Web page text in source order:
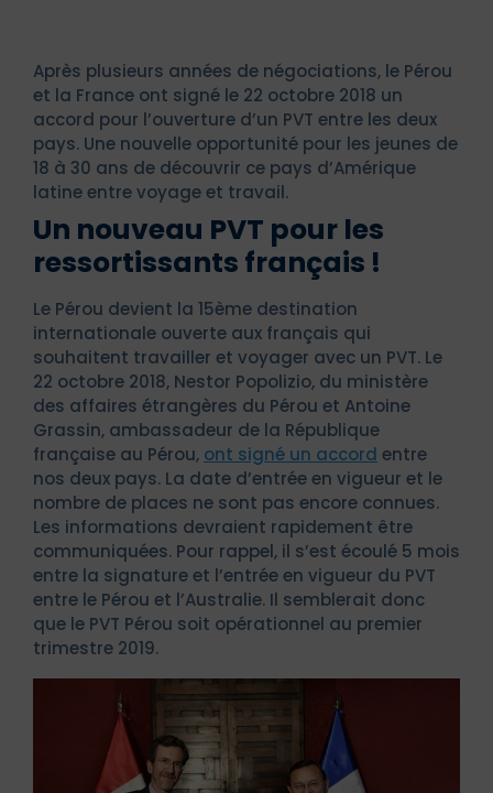
Après plusieurs années de négociations, le Pérou
et la France ont signé le 22 octobre 2018 un
accord pour l’ouverture d’un PVT entre les deux
pays. Une nouvelle opportunité pour les jeunes de
18 à 30 ans de découvrir ce pays d’Amérique
latine entre voyage et travail.
Un nouveau PVT pour les
ressortissants français !
Le Pérou devient la 15ème destination
internationale ouverte aux français qui
souhaitent travailler et voyager avec un PVT. Le
22 octobre 2018, Nestor Popolizio, du ministère
des affaires étrangères du Pérou et Antoine
Grassin, ambassadeur de la République
française au Pérou, ont signé un accord entre
nos deux pays. La date d’entrée en vigueur et le
nombre de places ne sont pas encore connues.
Les informations devraient rapidement être
communiquées. Pour rappel, il s’est écoulé 5 mois
entre la signature et l’entrée en vigueur du PVT
entre le Pérou et l’Australie. Il semblerait donc
que le PVT Pérou soit opérationnel au premier
trimestre 2019.